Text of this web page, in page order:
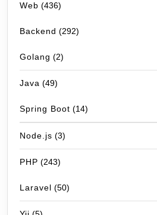
Web (436)
Backend (292)
Golang (2)
Java (49)
Spring Boot (14)
Node.js (3)
PHP (243)
Laravel (50)